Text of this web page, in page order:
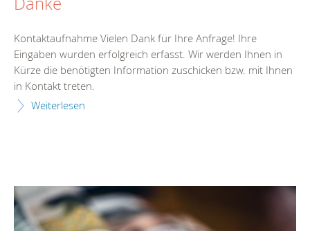
Kontaktaufnahme Vielen Dank für Ihre Anfrage! Ihre
Eingaben wurden erfolgreich erfasst. Wir werden Ihnen in
Kürze die benötigten Information zuschicken bzw. mit Ihnen
in Kontakt treten.
Weiterlesen